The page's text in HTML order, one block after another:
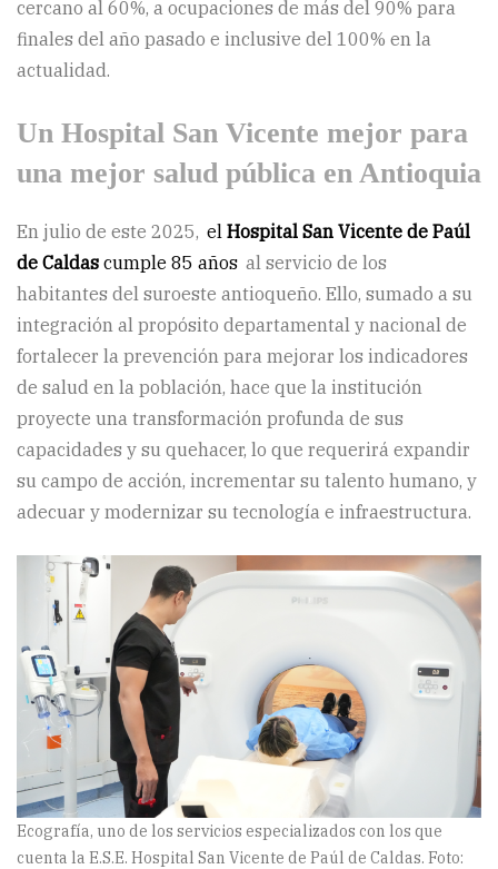
cercano al 60%, a ocupaciones de más del 90% para
finales del año pasado e inclusive del 100% en la
actualidad.
Un Hospital San Vicente mejor para
una mejor salud pública en Antioquia
En julio de este 2025, elHospital San Vicente de Paúl
de Caldas cumple 85 años al servicio de los
habitantes del suroeste antioqueño. Ello, sumado a su
integración al propósito departamental y nacional de
fortalecer la prevención para mejorar los indicadores
de salud en la población, hace que la institución
proyecte una transformación profunda de sus
capacidades y su quehacer, lo que requerirá expandir
su campo de acción, incrementar su talento humano, y
adecuar y modernizar su tecnología e infraestructura.
Ecografía, uno de los servicios especializados con los que
cuenta la E.S.E. Hospital San Vicente de Paúl de Caldas. Foto: